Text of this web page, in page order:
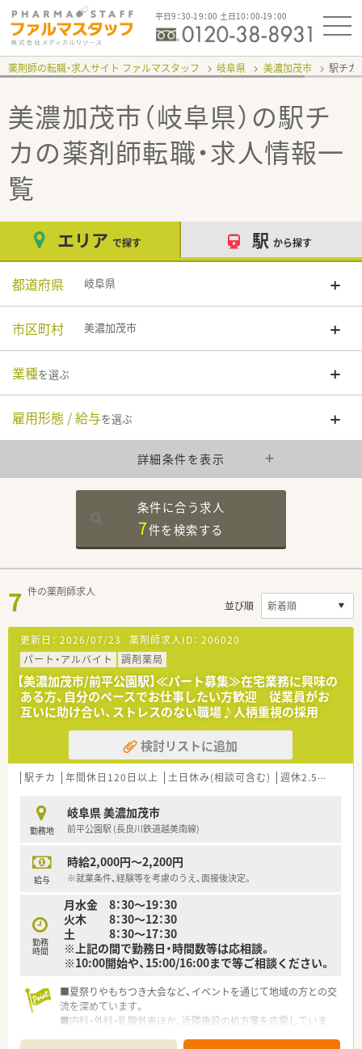
平日9：30-19：00 土日10：00-19：00
薬剤師の転職・求人サイト ファルマスタッフ 岐阜県 美濃加茂市 駅チカ
美濃加茂市（岐阜県）の駅チ
カの薬剤師転職・求人情報一
覧
エリア で探す 駅 から探す
都道府県 岐阜県
市区町村 美濃加茂市
業種を選ぶ
雇用形態 / 給与を選ぶ
詳細条件を表示
条件に合う求人
7件を検索する
7 件の薬剤師求人
並び順
更新日： 2026/07/23 薬剤師求人ID： 206020
パート・アルバイト
調剤薬局
【美濃加茂市/前平公園駅】≪パート募集≫在宅業務に興味の
ある方、自分のペースでお仕事したい方歓迎 従業員がお
互いに助け合い、ストレスのない職場♪人柄重視の採用
検討リストに追加
駅チカ 年間休日120日以上 土日休み(相談可含む) 週休2.5日以上
勤務地
岐阜県 美濃加茂市
前平公園駅 (長良川鉄道越美南線)
給与
時給2,000円～2,200円
※就業条件、経験等を考慮のうえ、面接後決定。
勤務
時間
月水金 8：30～19：30
火木 8：30～12：30
土 8：30～17：30
※上記の間で勤務日・時間数等は応相談。
※10:00開始や、15:00/16:00まで等ご相談ください。
■夏祭りやもちつき大会など、イベントを通じて地域の方との交
流を深めています。
■内科・外科・乳腺外来ほか、近隣施設の処方箋を応需していま